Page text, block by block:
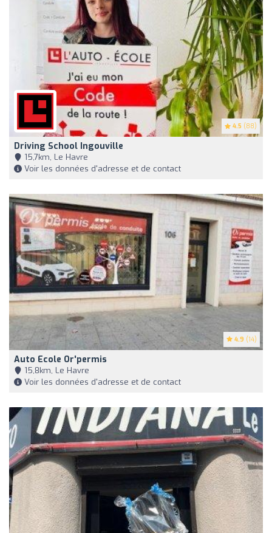
4.5 (88)
Driving School Ingouville
15,7km, Le Havre
Voir les données d'adresse et de contact
4.9 (14)
Auto Ecole Or'permis
15,8km, Le Havre
Voir les données d'adresse et de contact